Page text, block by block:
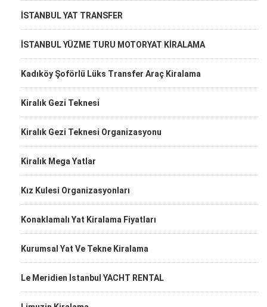
İSTANBUL YAT TRANSFER
İSTANBUL YÜZME TURU MOTORYAT KİRALAMA
Kadıköy Şoförlü Lüks Transfer Araç Kiralama
Kiralık Gezi Teknesi
Kiralık Gezi Teknesi Organizasyonu
Kiralık Mega Yatlar
Kız Kulesi Organizasyonları
Konaklamalı Yat Kiralama Fiyatları
Kurumsal Yat Ve Tekne Kiralama
Le Meridien Istanbul YACHT RENTAL